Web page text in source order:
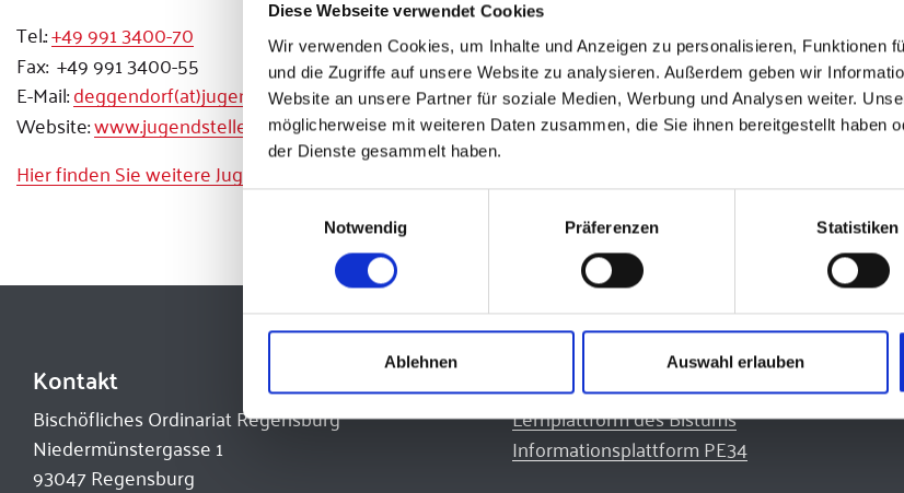
Diese Webseite verwendet Cookies
Wir verwenden Cookies, um Inhalte und Anzeigen zu personalisieren, Funktionen
und die Zugriffe auf unsere Website zu analysieren. Außerdem geben wir
Website an unsere Partner für soziale Medien, Werbung und Analysen weiter.
möglicherweise mit weiteren Daten zusammen, die Sie ihnen bereitgestellt haben
der Dienste gesammelt haben.
Notwendig
Präferenzen Statistiken
Ablehnen Auswahl erlauben
Tel.:+49 991 3400-70
Fax: +49 991 3400-55
E-Mail:deggendorf(at)jugendstelle.de
Website:www.jugendstelle-deggendorf.de
Hier finden Sie weitere Jugendstellen.
Kontakt
Bischöfliches Ordinariat Regensburg
Niedermünstergasse 1
93047 Regensburg
Quicklinks
Lernplattform des Bistums
Informationsplattform PE34